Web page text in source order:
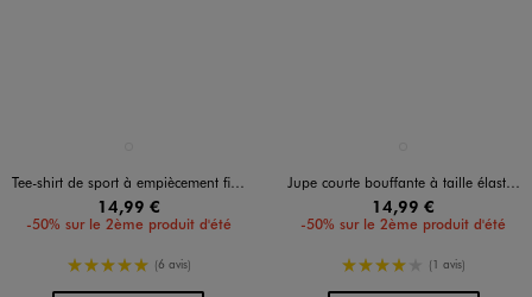
Tee-shirt de sport à empiècement filet fille - Camps United
14,99 €
-50% sur le 2ème produit d'été
5/5 de moyenne
(6 avis)
Jupe courte bouffante à taille élastiquée fille
14,99 €
-50% sur le 2ème produit d'été
4/5 de moyenne
(1 avis)